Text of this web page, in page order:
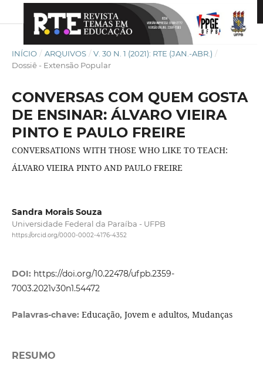
INÍCIO / ARQUIVOS / V. 30 N. 1 (2021): RTE (JAN.-ABR.) /
Dossiê - Extensão Popular
CONVERSAS COM QUEM GOSTA
DE ENSINAR: ÁLVARO VIEIRA
PINTO E PAULO FREIRE
CONVERSATIONS WITH THOSE WHO LIKE TO TEACH:
ÁLVARO VIEIRA PINTO AND PAULO FREIRE
Sandra Morais Souza
Universidade Federal da Paraíba - UFPB
https://orcid.org/0000-0002-4176-4352
DOI: https://doi.org/10.22478/ufpb.2359-
7003.2021v30n1.54472
Palavras-chave: Educação, Jovem e adultos, Mudanças
RESUMO